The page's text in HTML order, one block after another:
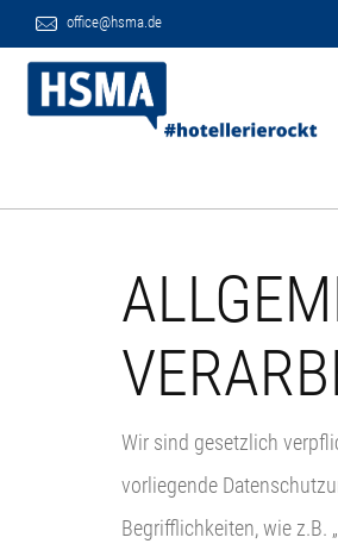
office@hsma.de
Wir sind gesetzlich
vorliegende
Begrifflichkeiten, wie z.B.